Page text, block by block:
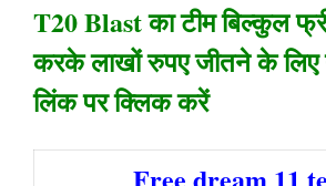
T20 Blast का टीम बिल्कुल
करके लाखों रुपए जीतने के लिए
लिंक पर क्लिक करें